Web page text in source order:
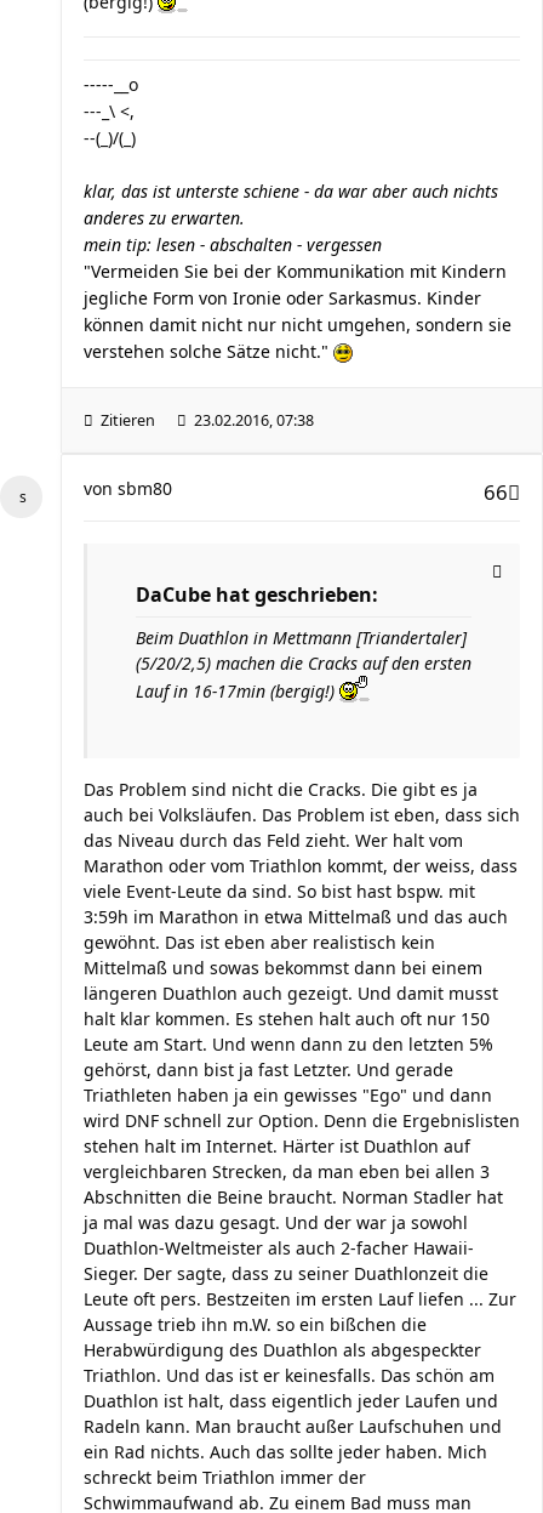
-----__o
---_\ <,
--(_)/(_)
klar, das ist unterste schiene - da war aber auch nichts
anderes zu erwarten.
mein tip: lesen - abschalten - vergessen
"Vermeiden Sie bei der Kommunikation mit Kindern
jegliche Form von Ironie oder Sarkasmus. Kinder
können damit nicht nur nicht umgehen, sondern sie
verstehen solche Sätze nicht."
Zitieren 23.02.2016, 07:38
66
von sbm80
DaCube hat geschrieben:
Beim Duathlon in Mettmann [Triandertaler]
(5/20/2,5) machen die Cracks auf den ersten
Lauf in 16-17min (bergig!)
Das Problem sind nicht die Cracks. Die gibt es ja
auch bei Volksläufen. Das Problem ist eben, dass sich
das Niveau durch das Feld zieht. Wer halt vom
Marathon oder vom Triathlon kommt, der weiss, dass
viele Event-Leute da sind. So bist hast bspw. mit
3:59h im Marathon in etwa Mittelmaß und das auch
gewöhnt. Das ist eben aber realistisch kein
Mittelmaß und sowas bekommst dann bei einem
längeren Duathlon auch gezeigt. Und damit musst
halt klar kommen. Es stehen halt auch oft nur 150
Leute am Start. Und wenn dann zu den letzten 5%
gehörst, dann bist ja fast Letzter. Und gerade
Triathleten haben ja ein gewisses "Ego" und dann
wird DNF schnell zur Option. Denn die Ergebnislisten
stehen halt im Internet. Härter ist Duathlon auf
vergleichbaren Strecken, da man eben bei allen 3
Abschnitten die Beine braucht. Norman Stadler hat
ja mal was dazu gesagt. Und der war ja sowohl
Duathlon-Weltmeister als auch 2-facher Hawaii-
Sieger. Der sagte, dass zu seiner Duathlonzeit die
Leute oft pers. Bestzeiten im ersten Lauf liefen ... Zur
Aussage trieb ihn m.W. so ein bißchen die
Herabwürdigung des Duathlon als abgespeckter
Triathlon. Und das ist er keinesfalls. Das schön am
Duathlon ist halt, dass eigentlich jeder Laufen und
Radeln kann. Man braucht außer Laufschuhen und
ein Rad nichts. Auch das sollte jeder haben. Mich
schreckt beim Triathlon immer der
Schwimmaufwand ab. Zu einem Bad muss man